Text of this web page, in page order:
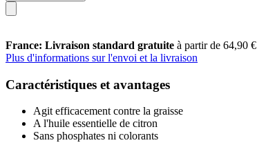
France: Livraison standard gratuite à partir de 64,90 €
Plus d'informations sur l'envoi et la livraison
Caractéristiques et avantages
Agit efficacement contre la graisse
A l'huile essentielle de citron
Sans phosphates ni colorants